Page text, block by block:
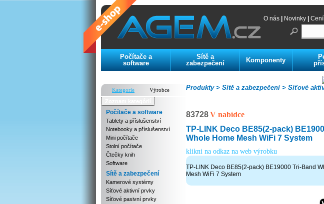
O nás Novinky
Počítače a
software
Sítě a
zabezpečení
Komponenty
Kategorie
Výrobce
Počítače a software
Tablety a příslušenství
Notebooky a příslušenství
Mini počítače
Stolní počítače
Čtečky knih
Software
Sítě a zabezpečení
Kamerové systémy
Síťové aktivní prvky
Síťové pasivní prvky
Síťové
Sítě a zabezpečení >
Produkty >
83728V nabídce
TP-LINK Deco BE85(2-pack)
Whole Home Mesh WiFi 7 System
klikni na odkaz na web výrobku
TP-LINK Deco BE85(2-pack) BE19000 Tri-Band
Mesh WiFi 7 System